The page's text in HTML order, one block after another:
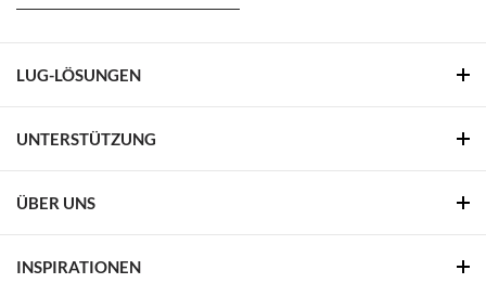
LUG-LÖSUNGEN
UNTERSTÜTZUNG
ÜBER UNS
INSPIRATIONEN